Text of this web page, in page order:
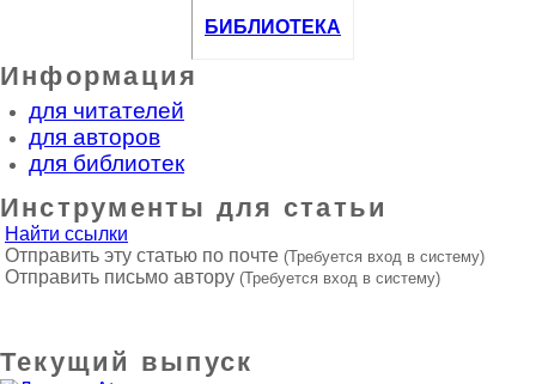
БИБЛИОТЕКА
Информация
для читателей
для авторов
для библиотек
Инструменты для статьи
Найти ссылки
Отправить эту статью по почте (Требуется вход в систему)
Отправить письмо автору (Требуется вход в систему)
Текущий выпуск